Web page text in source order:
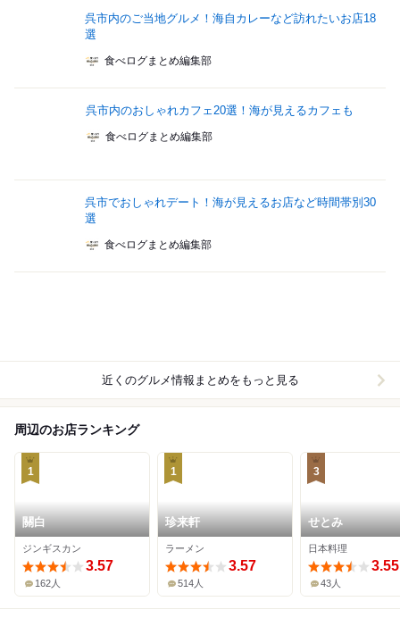
呉市内のご当地グルメ！海自カレーなど訪れたいお店18
選
食べログまとめ編集部
呉市内のおしゃれカフェ20選！海が見えるカフェも
食べログまとめ編集部
呉市でおしゃれデート！海が見えるお店など時間帯別30
選
食べログまとめ編集部
近くのグルメ情報まとめをもっと見る
周辺のお店ランキング
1
關白
ジンギスカン
3.57
162人
1
珍来軒
ラーメン
3.57
514人
3
せとみ
日本料理
3.55
43人